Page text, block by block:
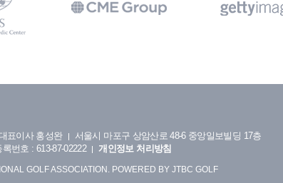
표이사 홍성완
서울시 마포구 상암산로 48-6 중앙일보빌딩 17층
번호 : 613-87-02222 개인정보 처리방침
GOLF ASSOCIATION. POWERED BY JTBC GOLF